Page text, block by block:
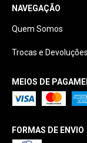
NAVEGAÇÃO
Quem Somos
Trocas e Devoluções
MEIOS DE
FORMAS DE ENVIO